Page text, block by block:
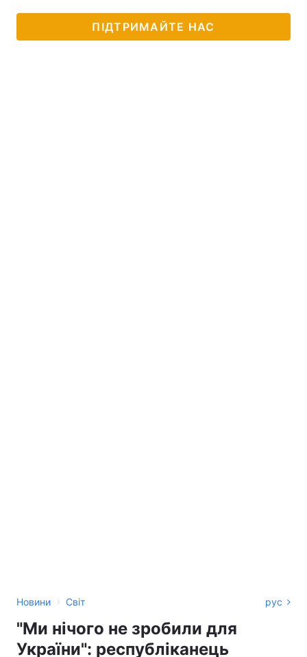
ПІДТРИМАЙТЕ НАС
Новини › Світ рус
"Ми нічого не зробили для
України": республіканець